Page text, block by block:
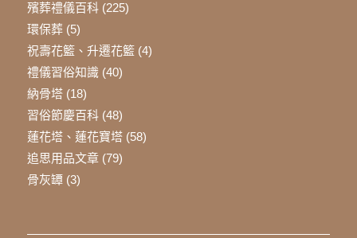
殯葬禮儀百科(225)
環保葬(5)
祝壽花籃、升遷花籃(4)
禮儀習俗知識(40)
納骨塔(18)
習俗節慶百科(48)
蓮花塔、蓮花寶塔(58)
追思用品文章(79)
骨灰罈(3)